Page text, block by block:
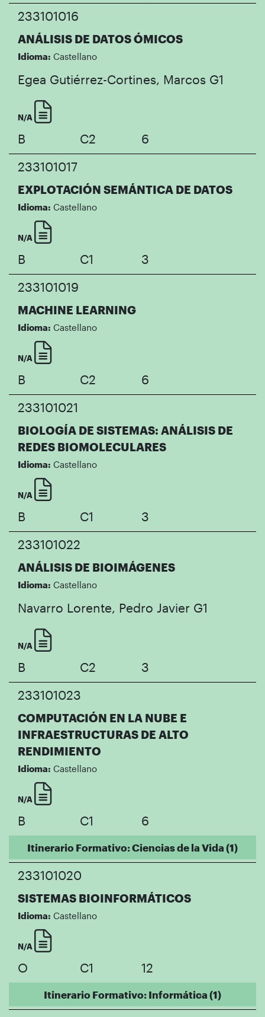
233101016
ANÁLISIS DE DATOS ÓMICOS
Idioma: Castellano
Egea Gutiérrez-Cortines, Marcos G1
N/A
B C2
6
233101017
EXPLOTACIÓN SEMÁNTICA DE DATOS
Idioma: Castellano
N/A
B C1
3
233101019
MACHINE LEARNING
Idioma: Castellano
N/A
B C2
6
233101021
BIOLOGÍA DE SISTEMAS: ANÁLISIS DE
REDES BIOMOLECULARES
Idioma: Castellano
N/A
B C1
3
233101022
ANÁLISIS DE BIOIMÁGENES
Idioma: Castellano
Navarro Lorente, Pedro Javier G1
N/A
B C2
3
233101023
COMPUTACIÓN EN LA NUBE E
INFRAESTRUCTURAS DE ALTO
RENDIMIENTO
Idioma: Castellano
N/A
B C1 6
Itinerario Formativo: Ciencias de la Vida (1)
233101020
SISTEMAS BIOINFORMÁTICOS
Idioma: Castellano
N/A
O C1 12
Itinerario Formativo: Informática (1)